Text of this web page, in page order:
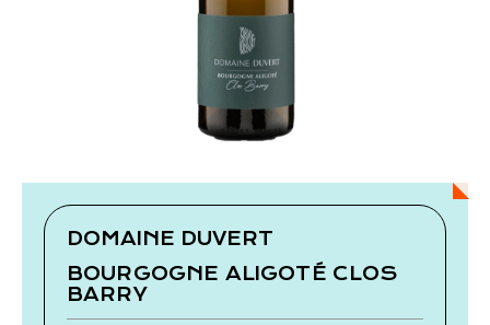
Paramétrer les cookies
DOMAINE DUVERT
BOURGOGNE ALIGOTÉ CLOS
BARRY